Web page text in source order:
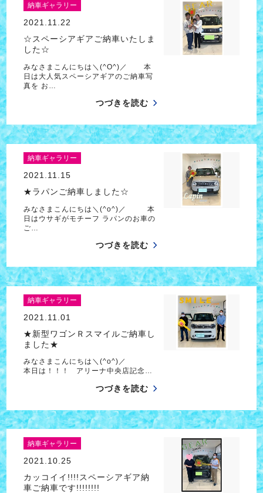
納車ギャラリー
2021.11.22
☆スペーシアギアご納車いたしま
した☆
みなさまこんにちは＼(^O^)／ 本
日は大人気スペーシアギアのご納車写
真を お…
つづきを読む
納車ギャラリー
2021.11.15
★ラパンご納車しました☆
みなさまこんにちは＼(^o^)／ 本
日はウサギがモチーフ ラパンのお車の
ご…
つづきを読む
納車ギャラリー
2021.11.01
★新型ワゴンＲスマイルご納車し
ました★
みなさまこんにちは＼(^o^)／
本日は！！！ アリーナ中央店記念…
つづきを読む
納車ギャラリー
2021.10.25
カッコイイ!!!!スペーシアギア納
車ご納車です!!!!!!!!